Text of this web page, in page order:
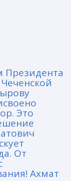
Президента
Это
От
Ахмат